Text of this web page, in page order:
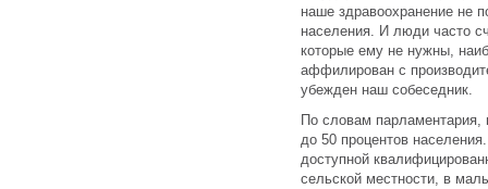
наше здравоохранение не
населения. И люди часто
которые ему не нужны,
аффилирован с
убежден наш собеседник.
По словам
до 50 процентов
доступной
сельской местности, в